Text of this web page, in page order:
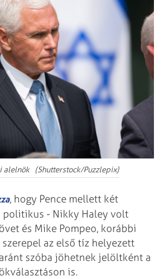
alelnök (Shutterstock/Puzzlepix)
, hogy Pence mellett két
- Nikky Haley volt
és Mike Pompeo, korábbi
az első tíz helyezett
szóba jöhetnek jelöltként a
is.